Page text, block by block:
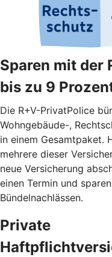
Sparen mit der
bis zu 9
Die R+V-PrivatPolice
Wohngebäude-,
in einem Gesamtpaket.
mehrere dieser
neue Versicherung
einen Termin und
Bündelnachlässen.
Private